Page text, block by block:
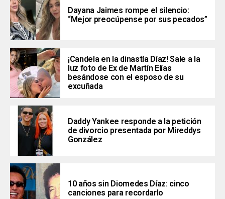
Dayana Jaimes rompe el silencio:
“Mejor preocúpense por sus pecados”
¡Candela en la dinastía Díaz! Sale a la
luz foto de Ex de Martín Elías
besándose con el esposo de su
excuñada
Daddy Yankee responde a la petición
de divorcio presentada por Mireddys
González
10 años sin Diomedes Díaz: cinco
canciones para recordarlo